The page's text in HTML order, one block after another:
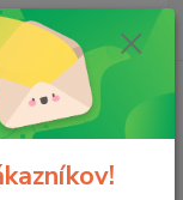
Hľadať
ks
za 0,00 EUR